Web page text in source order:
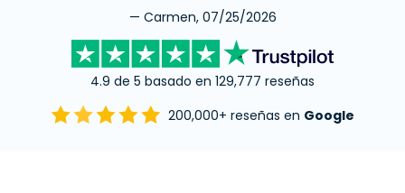
— Carmen, 07/25/2026
4.9 de 5 basado en 129,777 reseñas
200,000+ reseñas en Google